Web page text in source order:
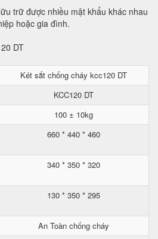
trữ được nhiều mật khẩu khác nhau
hoặc gia đình.
Két sắt chống cháy kcc120 DT
KCC120 DT
100 ± 10kg
660 * 440 * 460
340 * 350 * 320
130 * 350 * 295
An Toàn chống cháy